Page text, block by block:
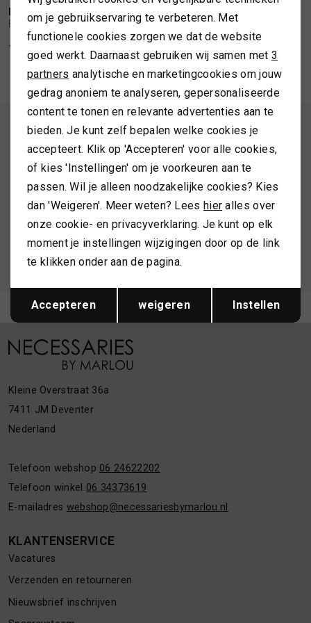
SPORTKLEDING
TASSEN
TOPS EN SHIRTS
TRUIEN
VESTEN
/2
BARBOUR
Barbour Field wax messenger bag
189,99
ALTIJD ALS EERSTE OP DE HOOGTE ZIJN?
Schrijf je in en ontvang 10% korting op je 1e bestelling
AANMELDEN
Hoe we met je data omgaan? Bekijk dit in onze
privacyverklaring.
Meld je aan voor de nieuwsbrief
Kleine Overstraat 36a
7411 JM Deventer
Nederland
Telefoon webshop 06 24622202
Telefoon winkel 06 34373619
E-mailadres webshop@necessariesbymarlou.nl
KLANTENSERVICE
Vacatures
Verzenden en retourneren
Nieuwsbrief inschrijven
Analytische cookies
Marketing cookies
Terug Opslaan
om je gebruikservaring te verbeteren. Met
functionele cookies zorgen we dat de website
goed werkt. Daarnaast gebruiken wij samen met 3
partners analytische en marketingcookies om jouw
gedrag anoniem te analyseren, gepersonaliseerde
content te tonen en relevante advertenties aan te
bieden. Je kunt zelf bepalen welke cookies je
accepteert. Klik op 'Accepteren' voor alle cookies,
of kies 'Instellingen' om je voorkeuren aan te
passen. Wil je alleen noodzakelijke cookies? Kies
dan 'Weigeren'. Meer weten? Lees hier alles over
onze cookie- en privacyverklaring. Je kunt op elk
moment je instellingen wijzigingen door op de link
te klikken onder aan de pagina.
Accepteren weigeren Instellen